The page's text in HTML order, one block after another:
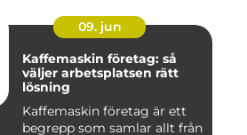
09. jun
Kaffemaskin företag: så
väljer arbetsplatsen rätt
lösning
Kaffemaskin företag är ett
begrepp som samlar allt från